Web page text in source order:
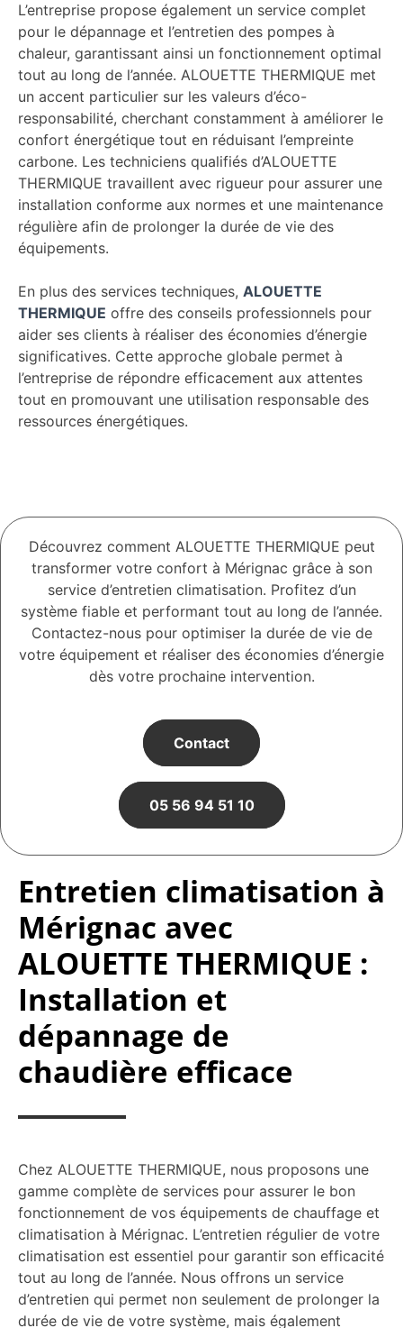
L’entreprise propose également un service complet
pour le dépannage et l’entretien des pompes à
chaleur, garantissant ainsi un fonctionnement optimal
tout au long de l’année. ALOUETTE THERMIQUE met
un accent particulier sur les valeurs d’éco-
responsabilité, cherchant constamment à améliorer le
confort énergétique tout en réduisant l’empreinte
carbone. Les techniciens qualifiés d’ALOUETTE
THERMIQUE travaillent avec rigueur pour assurer une
installation conforme aux normes et une maintenance
régulière afin de prolonger la durée de vie des
équipements.
En plus des services techniques, ALOUETTE
THERMIQUE offre des conseils professionnels pour
aider ses clients à réaliser des économies d’énergie
significatives. Cette approche globale permet à
l’entreprise de répondre efficacement aux attentes
tout en promouvant une utilisation responsable des
ressources énergétiques.
Découvrez comment ALOUETTE THERMIQUE peut
transformer votre confort à Mérignac grâce à son
service d’entretien climatisation. Profitez d’un
système fiable et performant tout au long de l’année.
Contactez-nous pour optimiser la durée de vie de
votre équipement et réaliser des économies d’énergie
dès votre prochaine intervention.
Contact
05 56 94 51 10
Entretien climatisation à
Mérignac avec
ALOUETTE THERMIQUE :
Installation et
dépannage de
chaudière efficace
Chez ALOUETTE THERMIQUE, nous proposons une
gamme complète de services pour assurer le bon
fonctionnement de vos équipements de chauffage et
climatisation à Mérignac. L’entretien régulier de votre
climatisation est essentiel pour garantir son efficacité
tout au long de l’année. Nous offrons un service
d’entretien qui permet non seulement de prolonger la
durée de vie de votre système, mais également